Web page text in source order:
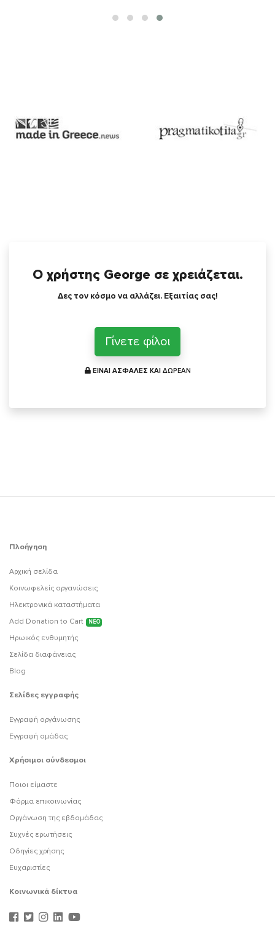
Ο χρήστης George σε χρειάζεται.
Δες τον κόσμο να αλλάζει. Εξαιτίας σας!
Γίνετε φίλοι
ΕΙΝΑΙ ΑΣΦΑΛΕΣ ΚΑΙ ΔΩΡΕΑΝ
Πλοήγηση
Αρχική σελίδα
Κοινωφελείς οργανώσεις
Ηλεκτρονικά καταστήματα
Add Donation to Cart
ΝΕΟ
Ηρωικός ενθυμητής
Σελίδα διαφάνειας
Blog
Σελίδες εγγραφής
Εγγραφή οργάνωσης
Εγγραφή ομάδας
Χρήσιμοι σύνδεσμοι
Ποιοι είμαστε
Φόρμα επικοινωνίας
Οργάνωση της εβδομάδας
Συχνές ερωτήσεις
Οδηγίες χρήσης
Ευχαριστίες
Κοινωνικά δίκτυα